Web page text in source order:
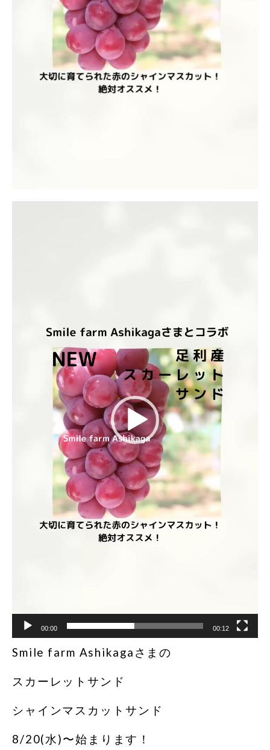
00:00 00:12
Smile farm Ashikagaさまの
スカーレットサンド
シャインマスカットサンド
8/20(水)〜始まります！